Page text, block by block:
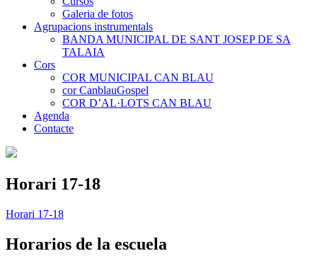
Galeria de fotos
Agrupacions instrumentals
BANDA MUNICIPAL DE SANT JOSEP DE SA
TALAIA
Cors
COR MUNICIPAL CAN BLAU
cor CanblauGospel
COR D’AL·LOTS CAN BLAU
Agenda
Contacte
Horari 17-18
Horari 17-18
Horarios de la escuela